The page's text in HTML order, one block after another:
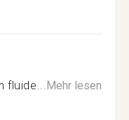
fluide...Mehr lesen